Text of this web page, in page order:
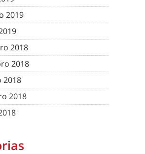
2019
2018
2018
2018
2018